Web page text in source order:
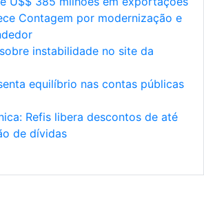
Contagem por modernização e
instabilidade no site da
equilíbrio nas contas públicas
Refis libera descontos de até
de dívidas